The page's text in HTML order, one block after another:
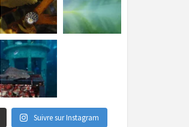
Suivre sur Instagram